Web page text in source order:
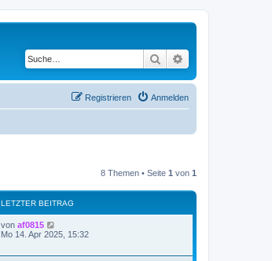
Suche
Anmelden
Registrieren
8 Themen • Seite 1 von 1
LETZTER BEITRAG
von af0815
Mo 14. Apr 2025, 15:32